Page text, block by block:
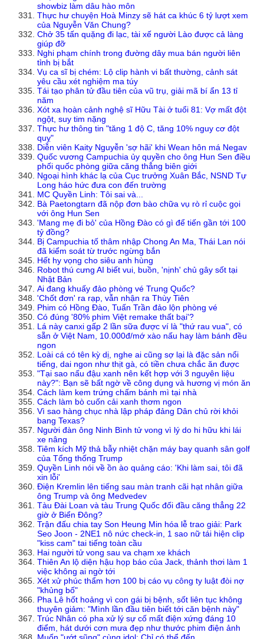
showbiz làm dâu hào môn
Thực hư chuyện Hoà Minzy sẽ hát ca khúc 6 tỷ lượt xem
của Nguyễn Văn Chung?
Chở 35 tấn quặng đi lạc, tài xế người Lào được cả làng
giúp đỡ
Nghi phạm chính trong đường dây mua bán người liên
tỉnh bị bắt
Vụ ca sĩ bị chém: Lộ clip hành vi bất thường, cảnh sát
yêu cầu xét nghiệm ma túy
Tái tạo phân tử đầu tiên của vũ trụ, giải mã bí ẩn 13 tỉ
năm
Xót xa hoàn cảnh nghệ sĩ Hữu Tài ở tuổi 81: Vợ mất đột
ngột, suy tim nặng
Thực hư thông tin "tăng 1 độ C, tăng 10% nguy cơ đột
quỵ"
Diễn viên Kaity Nguyễn 'sợ hãi' khi Wean hôn má Negav
Quốc vương Campuchia ủy quyền cho ông Hun Sen điều
phối quốc phòng giữa căng thẳng biên giới
Ngoại hình khác lạ của Cục trưởng Xuân Bắc, NSND Tự
Long háo hức đưa con đến trường
MC Quyền Linh: Tôi sai và...
Bà Paetongtarn đã nộp đơn bào chữa vụ rò rỉ cuộc gọi
với ông Hun Sen
'Mang mẹ đi bỏ' của Hồng Đào có gì để tiến gần tới 100
tỷ đồng?
Bị Campuchia tố thâm nhập Chong An Ma, Thái Lan nói
đã kiểm soát từ trước ngừng bắn
Hết hy vọng cho siêu anh hùng
Robot thú cưng AI biết vui, buồn, 'nịnh' chủ gây sốt tại
Nhật Bản
Ai đang khuấy đảo phòng vé Trung Quốc?
'Chốt đơn' ra rạp, vẫn nhận ra Thùy Tiên
Phim có Hồng Đào, Tuấn Trần đảo lộn phòng vé
Có đúng '80% phim Việt remake thất bại'?
Lá này canxi gấp 2 lần sữa được ví là "thứ rau vua", có
sẵn ở Việt Nam, 10.000đ/mớ xào nấu hay làm bánh đều
ngon
Loài cá có tên kỳ dị, nghe ai cũng sợ lại là đặc sản nổi
tiếng, dai ngon như thịt gà, có tiền chưa chắc ăn được
"Tại sao nấu đậu xanh nên kết hợp với 3 nguyên liệu
này?": Bạn sẽ bất ngờ về công dụng và hương vị món ăn
Cách làm kem trứng chấm bánh mì tại nhà
Cách làm bò cuốn cải xanh thơm ngon
Vì sao hàng chục nhà lập pháp đảng Dân chủ rời khỏi
bang Texas?
Người đàn ông Ninh Bình tử vong vì lý do hi hữu khi lái
xe nâng
Tiêm kích Mỹ thả bẫy nhiệt chặn máy bay quanh sân golf
của Tổng thống Trump
Quyền Linh nói về ồn ào quảng cáo: 'Khi làm sai, tôi đã
xin lỗi'
Điện Kremlin lên tiếng sau màn tranh cãi hạt nhân giữa
ông Trump và ông Medvedev
Tàu Đài Loan và tàu Trung Quốc đối đầu căng thẳng 22
giờ ở Biển Đông?
Trận đấu chia tay Son Heung Min hóa lễ trao giải: Park
Seo Joon - 2NE1 nô nức check-in, 1 sao nữ tái hiện clip
"kiss cam" tai tiếng toàn cầu
Hai người tử vong sau va chạm xe khách
Thiên An lộ diện hậu họp báo của Jack, thảnh thơi làm 1
việc không ai ngờ tới
Xét xử phúc thẩm hơn 100 bị cáo vụ công ty luật đòi nợ
"khủng bố"
Pha Lê hốt hoảng vì con gái bị bệnh, sốt liên tục không
thuyên giảm: "Mình lần đầu tiên biết tới căn bệnh này"
Trúc Nhân có pha xử lý sự cố mất điện xứng đáng 10
điểm, hát dưới cơn mưa đẹp như thước phim điện ảnh